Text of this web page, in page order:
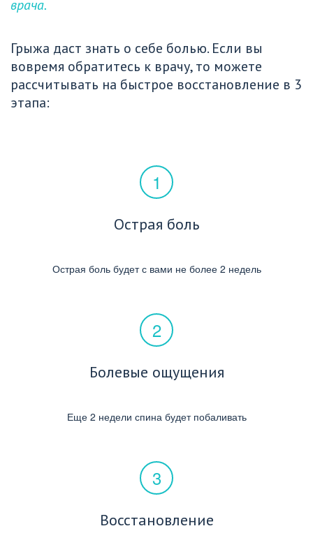
врача.
Грыжа даст знать о себе болью. Если вы
вовремя обратитесь к врачу, то можете
рассчитывать на быстрое восстановление в 3
этапа:
Острая боль
Острая боль будет с вами не более 2 недель
Болевые ощущения
Еще 2 недели спина будет побаливать
Восстановление